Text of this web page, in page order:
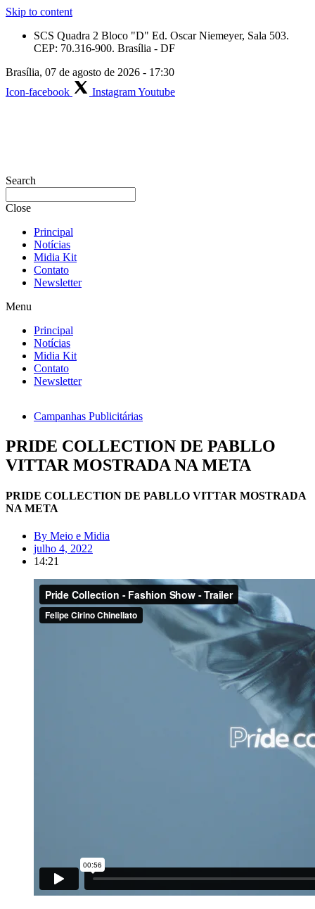
Skip to content
SCS Quadra 2 Bloco "D" Ed. Oscar Niemeyer, Sala 503.
CEP: 70.316-900. Brasília - DF
Brasília, 07 de agosto de 2026 - 17:30
Icon-facebook
InstagramYoutube
Search
Close
Principal
Notícias
Midia Kit
Contato
Newsletter
Menu
Principal
Notícias
Midia Kit
Contato
Newsletter
Campanhas Publicitárias
PRIDE COLLECTION DE PABLLO
VITTAR MOSTRADA NA META
PRIDE COLLECTION DE PABLLO VITTAR MOSTRADA
NA META
By Meio e Midia
julho 4, 2022
14:21